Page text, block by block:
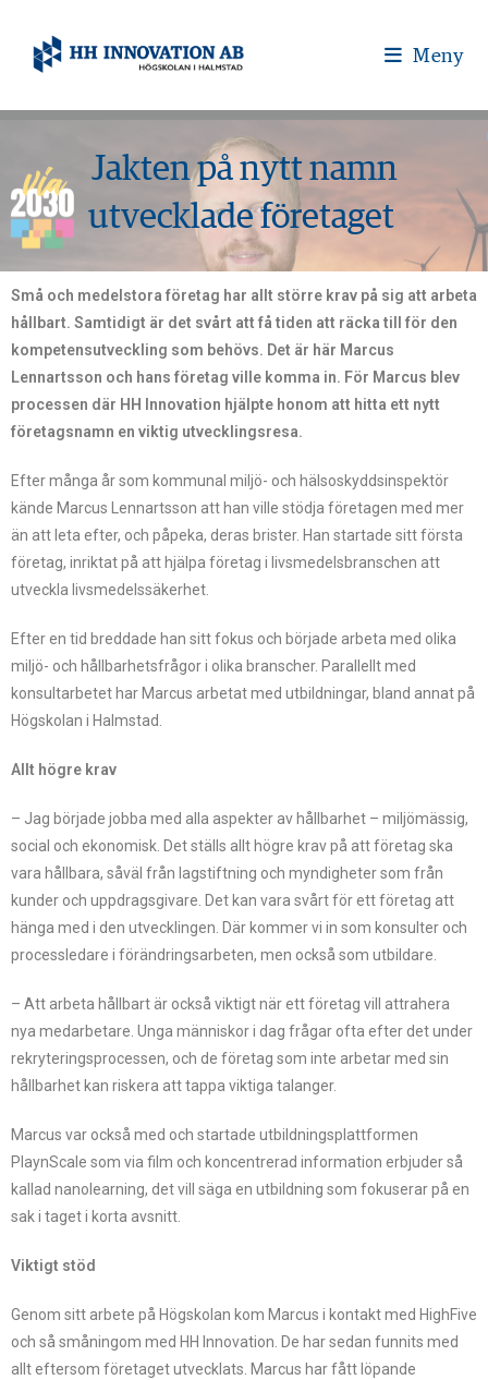
Meny
Jakten på nytt namn
utvecklade företaget
Små och medelstora företag har allt större krav på sig att arbeta
hållbart. Samtidigt är det svårt att få tiden att räcka till för den
kompetensutveckling som behövs. Det är här Marcus
Lennartsson och hans företag ville komma in. För Marcus blev
processen där HH Innovation hjälpte honom att hitta ett nytt
företagsnamn en viktig utvecklingsresa.
Efter många år som kommunal miljö- och hälsoskyddsinspektör
kände Marcus Lennartsson att han ville stödja företagen med mer
än att leta efter, och påpeka, deras brister. Han startade sitt första
företag, inriktat på att hjälpa företag i livsmedelsbranschen att
utveckla livsmedelssäkerhet.
Efter en tid breddade han sitt fokus och började arbeta med olika
miljö- och hållbarhetsfrågor i olika branscher. Parallellt med
konsultarbetet har Marcus arbetat med utbildningar, bland annat på
Högskolan i Halmstad.
Allt högre krav
– Jag började jobba med alla aspekter av hållbarhet – miljömässig,
social och ekonomisk. Det ställs allt högre krav på att företag ska
vara hållbara, såväl från lagstiftning och myndigheter som från
kunder och uppdragsgivare. Det kan vara svårt för ett företag att
hänga med i den utvecklingen. Där kommer vi in som konsulter och
processledare i förändringsarbeten, men också som utbildare.
– Att arbeta hållbart är också viktigt när ett företag vill attrahera
nya medarbetare. Unga människor i dag frågar ofta efter det under
rekryteringsprocessen, och de företag som inte arbetar med sin
hållbarhet kan riskera att tappa viktiga talanger.
Marcus var också med och startade utbildningsplattformen
PlaynScale som via film och koncentrerad information erbjuder så
kallad nanolearning, det vill säga en utbildning som fokuserar på en
sak i taget i korta avsnitt.
Viktigt stöd
Genom sitt arbete på Högskolan kom Marcus i kontakt med HighFive
och så småningom med HH Innovation. De har sedan funnits med
allt eftersom företaget utvecklats. Marcus har fått löpande